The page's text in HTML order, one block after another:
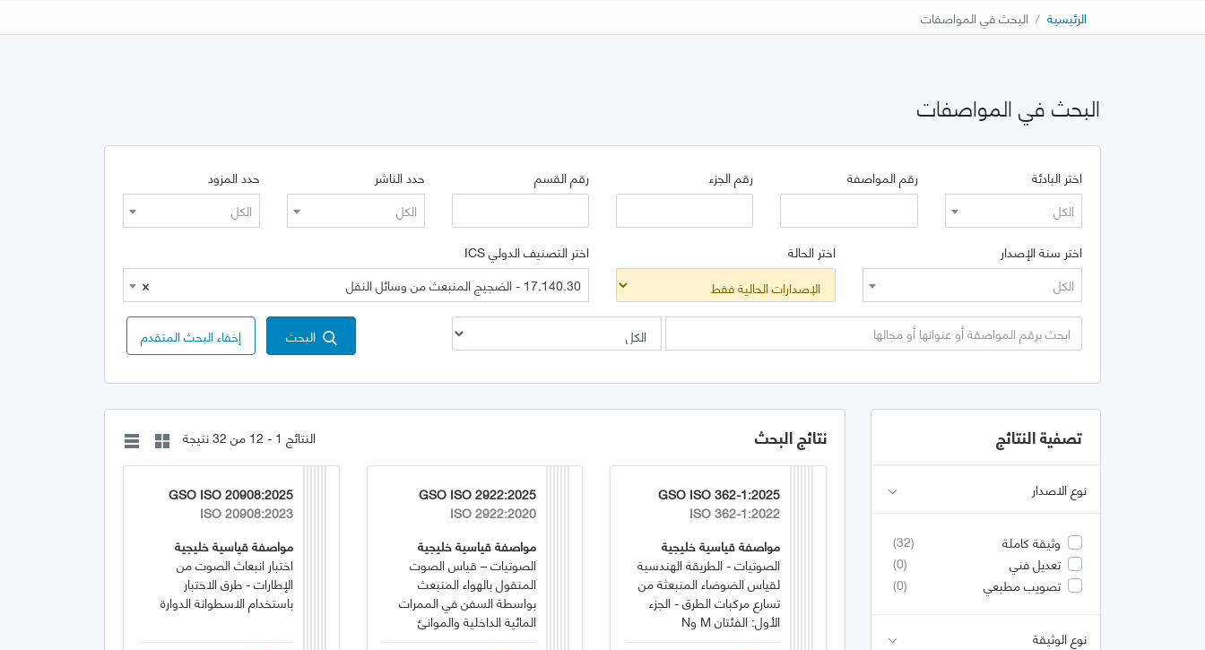
الرئيسية البحث في المواصفات
البحث في المواصفات
اختر البادئة
الكل
رقم المواصفة رقم الجزء رقم القسم
حدد الناشر
الكل
حدد المزود
الكل
اختر سنة الإصدار
الكل
اختر الحالة
اختر التصنيف الدولي ICS
×
17.140.30 - الضجيج المنبعث من وسائل النقل
البحث إخفاء البحث المتقدم
تصفية النتائج
نوع الاصدار
وثيقة كاملة
(32)
تعديل فني
(0)
تصويب مطبعي
(0)
نوع الوثيقة
نتائج البحث النتائج 1 - 12 من 32 نتيجة
GSO ISO 362-1:2025
ISO 362-1:2022
مواصفة قياسية خليجية
الصوتيات - الطريقة الهندسية
لقياس الضوضاء المنبعثة من
تسارع مركبات الطرق - الجزء
الأول: الفئتان M وN
GSO ISO 2922:2025
ISO 2922:2020
مواصفة قياسية خليجية
الصوتيات – قياس الصوت
المنقول بالهواء المنبعث
بواسطة السفن في الممرات
المائية الداخلية والموانئ
GSO ISO 20908:2025
ISO 20908:2023
مواصفة قياسية خليجية
اختبار انبعاث الصوت من
الإطارات - طرق الاختبار
باستخدام الاسطوانة الدوارة